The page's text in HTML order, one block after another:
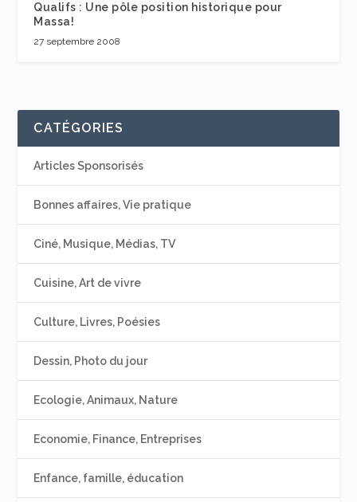
Qualifs : Une pôle position historique pour
Massa!
27 septembre 2008
CATÉGORIES
Articles Sponsorisés
Bonnes affaires, Vie pratique
Ciné, Musique, Médias, TV
Cuisine, Art de vivre
Culture, Livres, Poésies
Dessin, Photo du jour
Ecologie, Animaux, Nature
Economie, Finance, Entreprises
Enfance, famille, éducation